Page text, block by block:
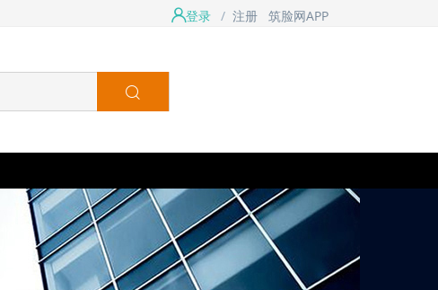
登录 / 注册 筑脸网APP